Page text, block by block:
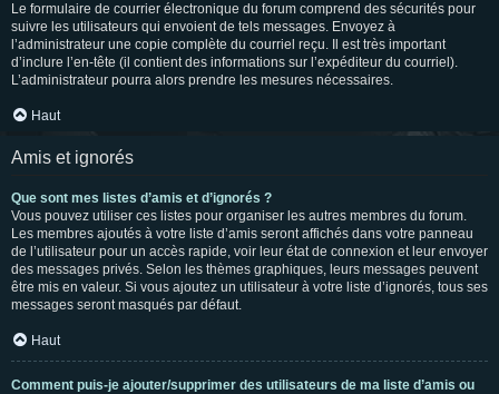
Le formulaire de courrier électronique du forum comprend des sécurités pour
suivre les utilisateurs qui envoient de tels messages. Envoyez à
l’administrateur une copie complète du courriel reçu. Il est très important
d’inclure l’en-tête (il contient des informations sur l’expéditeur du courriel).
L’administrateur pourra alors prendre les mesures nécessaires.
Haut
Amis et ignorés
Que sont mes listes d’amis et d’ignorés ?
Vous pouvez utiliser ces listes pour organiser les autres membres du forum.
Les membres ajoutés à votre liste d’amis seront affichés dans votre panneau
de l’utilisateur pour un accès rapide, voir leur état de connexion et leur envoyer
des messages privés. Selon les thèmes graphiques, leurs messages peuvent
être mis en valeur. Si vous ajoutez un utilisateur à votre liste d’ignorés, tous ses
messages seront masqués par défaut.
Haut
Comment puis-je ajouter/supprimer des utilisateurs de ma liste d’amis ou